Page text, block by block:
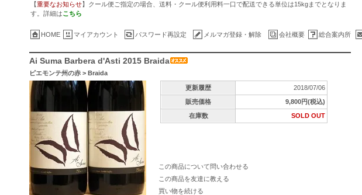
【重要なお知らせ】クール便ご指定の場合、送料・クール便利用料一口で配送できる単位は15kgまでとなりま
す。詳細はこちら
HOME マイアカウント パスワード再設定 メルマガ登録・解除 会社概要 総合案内所
Ai Suma Barbera d'Asti 2015 Braida
ピエモンテ州の赤 > Braida
更新履歴
2018/07/06
販売価格
9,800円(税込)
在庫数
SOLD OUT
この商品について問い合わせる
この商品を友達に教える
買い物を続ける